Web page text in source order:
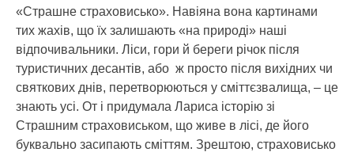
«Страшне страховисько». Навіяна вона картинами
тих жахів, що їх залишають «на природі» наші
відпочивальники. Ліси, гори й береги річок після
туристичних десантів, або ж просто після вихідних чи
святкових днів, перетворюються у сміттєзвалища, – це
знають усі. От і придумала Лариса історію зі
Страшним страховиськом, що живе в лісі, де його
буквально засипають сміттям. Зрештою, страховисько